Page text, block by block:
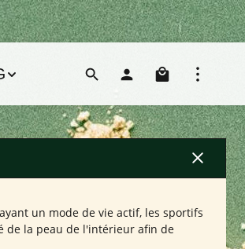
Le
un mode de vie actif, les sportifs
de la peau de l'intérieur afin de